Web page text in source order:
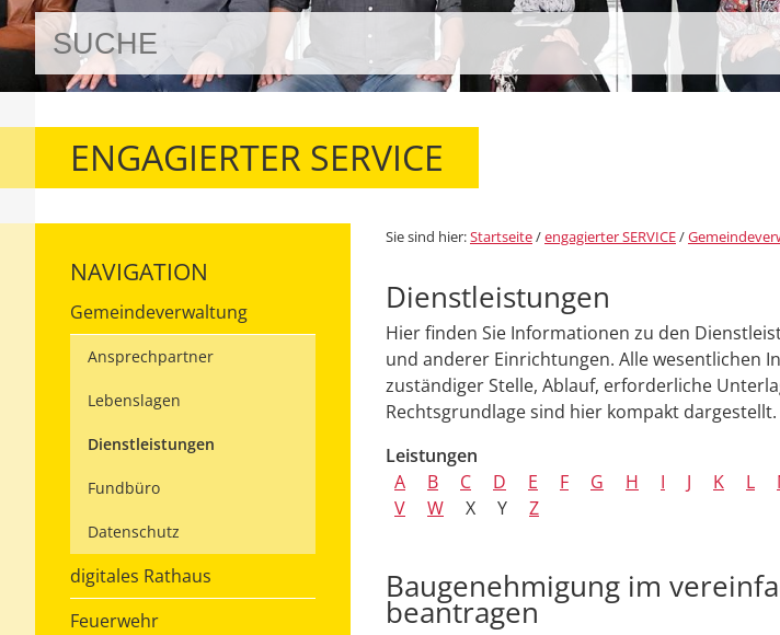
ENGAGIERTER SERVICE
NAVIGATION
Gemeindeverwaltung
Ansprechpartner
Lebenslagen
Dienstleistungen
Fundbüro
Datenschutz
digitales Rathaus
Feuerwehr
Sie sind hier:Startseite/engagierter SERVICE/
Dienstleistungen
Hier finden Sie Informationen zu den
und anderer Einrichtungen. Alle wesentlichen
zuständiger Stelle, Ablauf, erforderliche
Rechtsgrundlage sind hier kompakt dargestellt.
Leistungen
A
B C D E F G H I J K L
V
W X Y Z
Baugenehmigung im
beantragen